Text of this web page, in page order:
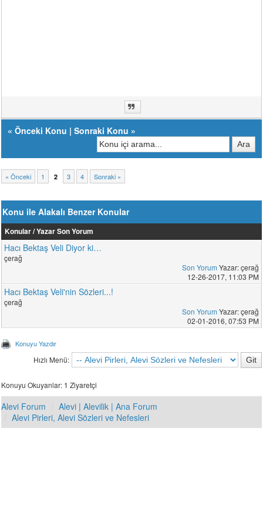
«Önceki Konu |Sonraki Konu »
« Önceki 1 2 3 4 Sonraki »
Konu ile Alakalı Benzer Konular
Konular / YazarSon Yorum
Hacı Bektaş Veli Diyor ki…
çerağ
Son Yorum Yazar: çerağ
12-26-2017, 11:03 PM
Hacı Bektaş Veli'nin Sözleri...!
çerağ
Son Yorum Yazar: çerağ
02-01-2016, 07:53 PM
Konuyu Yazdır
Hızlı Menü:
Konuyu Okuyanlar: 1 Ziyaretçi
Alevi Forum
Alevi | Alevilik | Ana Forum
Alevi Pirleri, Alevi Sözleri ve Nefesleri